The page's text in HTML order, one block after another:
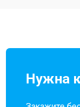
Нужна